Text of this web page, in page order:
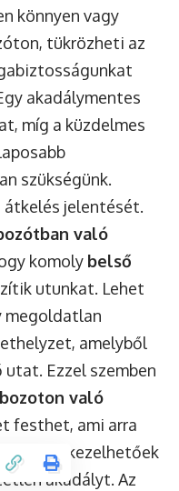
könnyen vagy
tükrözheti az
akadálymentes
míg a küzdelmes
szükségünk.
átkelés jelentését.
való
komoly belső
utunkat. Lehet
megoldatlan
amelyből
utat. Ezzel szemben
való
festhet, ami arra
azok kezelhetőek
akadályt. Az